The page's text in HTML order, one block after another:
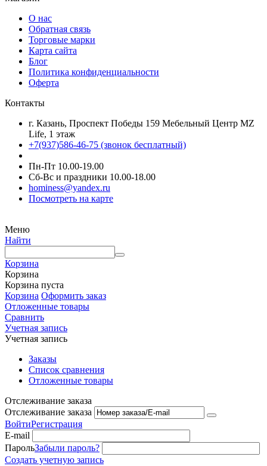
О нас
Обратная связь
Торговые марки
Карта сайта
Блог
Политика конфиденциальности
Оферта
Контакты
г. Казань, Проспект Победы 159 Мебельный Центр MZ
Life, 1 этаж
+7(937)586-46-75 (звонок бесплатный)
Пн-Пт 10.00-19.00
Сб-Вс и праздники 10.00-18.00
hominess@yandex.ru
Посмотреть на карте
Меню
Найти
Корзина
Корзина
Корзина пуста
Корзина Оформить заказ
Отложенные товары
Сравнить
Учетная запись
Учетная запись
Заказы
Список сравнения
Отложенные товары
Отслеживание заказа
Отслеживание заказа
ВойтиРегистрация
E-mail
ПарольЗабыли пароль?
Создать учетную запись